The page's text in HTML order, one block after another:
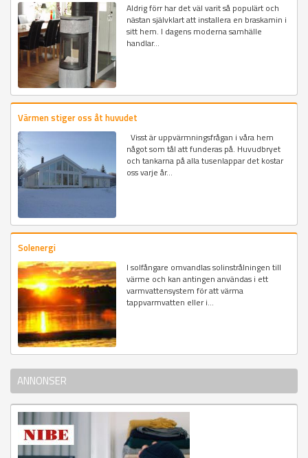
Aldrig förr har det väl varit så populärt och
nästan självklart att installera en braskamin i
sitt hem. I dagens moderna samhälle
handlar...
Värmen stiger oss åt huvudet
Visst är uppvärmningsfrågan i våra hem
något som tål att funderas på. Huvudbryet
och tankarna på alla tusenlappar det kostar
oss varje år...
Solenergi
I solfångare omvandlas solinstrålningen till
värme och kan antingen användas i ett
varmvattensystem för att värma
tappvarmvatten eller i...
ANNONSER